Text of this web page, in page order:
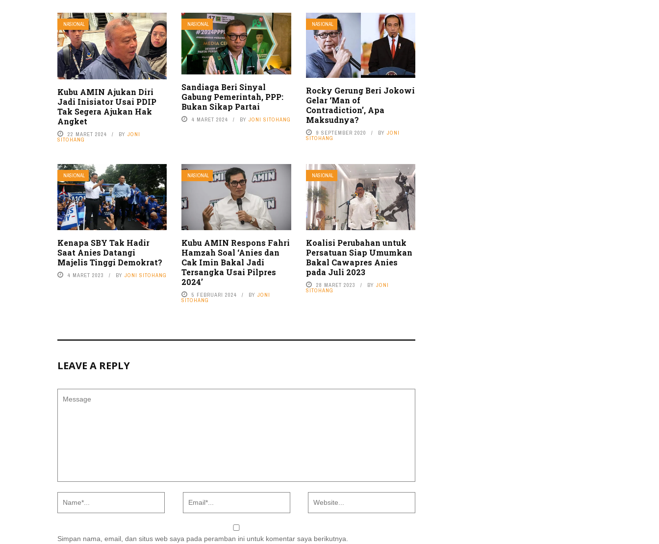
NASIONAL
Kubu AMIN Ajukan Diri
Jadi Inisiator Usai PDIP
Tak Segera Ajukan Hak
Angket
22 MARET 2024 BY JONI
SITOHANG
NASIONAL
Sandiaga Beri Sinyal
Gabung Pemerintah, PPP:
Bukan Sikap Partai
4 MARET 2024 BYJONI SITOHANG
NASIONAL
Rocky Gerung Beri Jokowi
Gelar ‘Man of
Contradiction’, Apa
Maksudnya?
9 SEPTEMBER 2020 BY JONI
SITOHANG
NASIONAL
Kenapa SBY Tak Hadir
Saat Anies Datangi
Majelis Tinggi Demokrat?
4 MARET 2023 BY JONI SITOHANG
NASIONAL
Kubu AMIN Respons Fahri
Hamzah Soal ‘Anies dan
Cak Imin Bakal Jadi
Tersangka Usai Pilpres
2024’
5 FEBRUARI 2024 BYJONI
SITOHANG
NASIONAL
Koalisi Perubahan untuk
Persatuan Siap Umumkan
Bakal Cawapres Anies
pada Juli 2023
28 MARET 2023 BY JONI
SITOHANG
LEAVE A REPLY
Simpan nama, email, dan situs web saya pada peramban ini untuk komentar saya berikutnya.